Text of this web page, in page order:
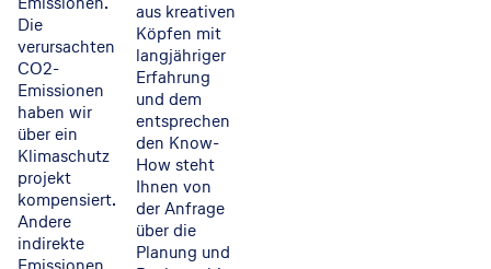
Die
verursachten
CO2-
Emissionen
haben wir
über ein
Klimaschutz
projekt
kompensiert.
Andere
indirekte
aus kreativen
Köpfen mit
langjähriger
Erfahrung
und dem
entsprechen
den Know-
How steht
Ihnen von
der Anfrage
über die
Planung und